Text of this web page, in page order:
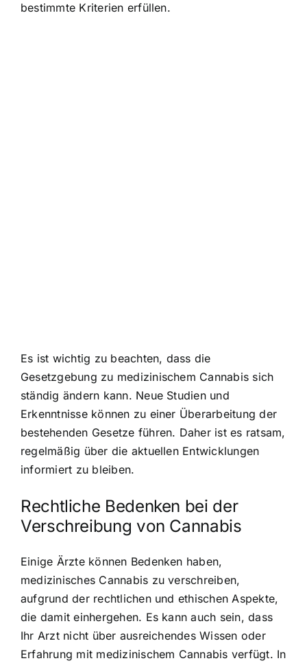
bestimmte Kriterien erfüllen.
Es ist wichtig zu beachten, dass die
Gesetzgebung zu medizinischem Cannabis sich
ständig ändern kann. Neue Studien und
Erkenntnisse können zu einer Überarbeitung der
bestehenden Gesetze führen. Daher ist es ratsam,
regelmäßig über die aktuellen Entwicklungen
informiert zu bleiben.
Rechtliche Bedenken bei der
Verschreibung von Cannabis
Einige Ärzte können Bedenken haben,
medizinisches Cannabis zu verschreiben,
aufgrund der rechtlichen und ethischen Aspekte,
die damit einhergehen. Es kann auch sein, dass
Ihr Arzt nicht über ausreichendes Wissen oder
Erfahrung mit medizinischem Cannabis verfügt. In